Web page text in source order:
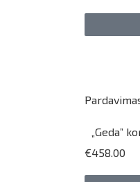
„Geda”
€458.00